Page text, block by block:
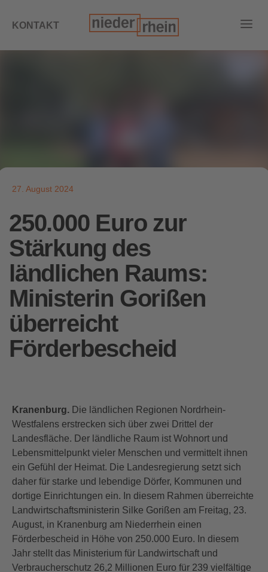
KONTAKT
27. August 2024
250.000 Euro zur
Stärkung des
ländlichen Raums:
Ministerin Gorißen
überreicht
Förderbescheid
Kranenburg. Die ländlichen Regionen Nordrhein-
Westfalens erstrecken sich über zwei Drittel der
Landesfläche. Der ländliche Raum ist Wohnort und
Lebensmittelpunkt vieler Menschen und vermittelt ihnen
ein Gefühl der Heimat. Die Landesregierung setzt sich
daher für starke und lebendige Dörfer, Kommunen und
dortige Einrichtungen ein. In diesem Rahmen überreichte
Landwirtschaftsministerin Silke Gorißen am Freitag, 23.
August, in Kranenburg am Niederrhein einen
Förderbescheid in Höhe von 250.000 Euro. In diesem
Jahr stellt das Ministerium für Landwirtschaft und
Verbraucherschutz 26,2 Millionen Euro für 239 vielfältige